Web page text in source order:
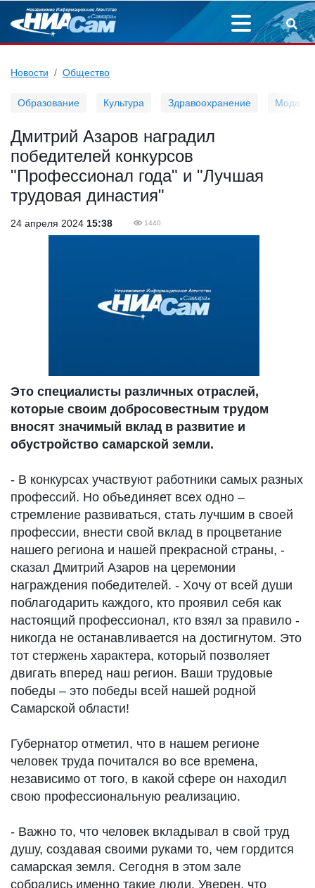
Новости Общество
Образование Культура Здравоохранение Мода
Дмитрий Азаров наградил
победителей конкурсов
"Профессионал года" и "Лучшая
трудовая династия"
24 апреля 2024 15:38 1440
Это специалисты различных отраслей,
которые своим добросовестным трудом
вносят значимый вклад в развитие и
обустройство самарской земли.
- В конкурсах участвуют работники самых разных
профессий. Но объединяет всех одно –
стремление развиваться, стать лучшим в своей
профессии, внести свой вклад в процветание
нашего региона и нашей прекрасной страны, -
сказал Дмитрий Азаров на церемонии
награждения победителей. - Хочу от всей души
поблагодарить каждого, кто проявил себя как
настоящий профессионал, кто взял за правило -
никогда не останавливается на достигнутом. Это
тот стержень характера, который позволяет
двигать вперед наш регион. Ваши трудовые
победы – это победы всей нашей родной
Самарской области!
Губернатор отметил, что в нашем регионе
человек труда почитался во все времена,
независимо от того, в какой сфере он находил
свою профессиональную реализацию.
- Важно то, что человек вкладывал в свой труд
душу, создавая своими руками то, чем гордится
самарская земля. Сегодня в этом зале
собрались именно такие люди. Уверен, что